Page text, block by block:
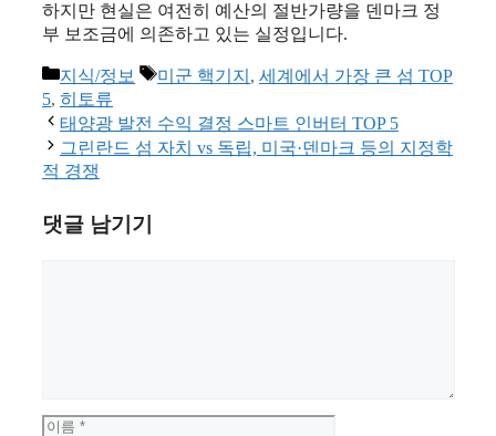
하지만 현실은 여전히 예산의 절반가량을 덴마크 정
부 보조금에 의존하고 있는 실정입니다.
카
테
고
리
지식/정보
태
미군 핵기지 , 세계에서 가장 큰 섬 TOP
5, 히토류
태양광 발전 수익 결정 스마트 인버터 TOP 5
그린란드 섬 자치 vs 독립, 미국·덴마크 등의 지정학
적 경쟁
댓글 남기기
이